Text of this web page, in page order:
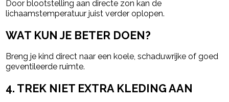
Door blootstelling aan directe zon kan de
lichaamstemperatuur juist verder oplopen.
WAT KUN JE BETER DOEN?
Breng je kind direct naar een koele, schaduwrijke of goed
geventileerde ruimte.
4. TREK NIET EXTRA KLEDING AAN